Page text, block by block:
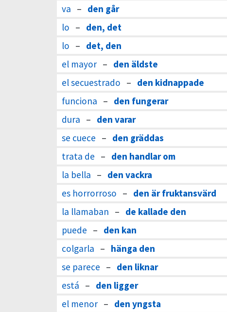
va – den går
lo – den, det
lo – det, den
el mayor – den äldste
el secuestrado – den kidnappade
funciona – den fungerar
dura – den varar
se cuece – den gräddas
trata de – den handlar om
la bella – den vackra
es horrorroso – den är fruktansvärd
la llamaban – de kallade den
puede – den kan
colgarla – hänga den
se parece – den liknar
está – den ligger
el menor – den yngsta